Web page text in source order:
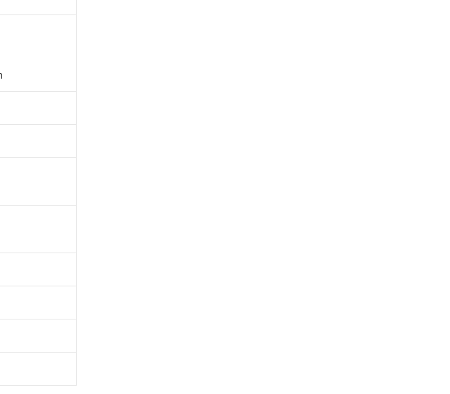
たはお客様担当のオムロン制御機器販売店・
第三者に漏洩または開示しないようお願いしま
ストについて、当社および当社の共同利用者
談に必要な範囲で利用することをご了承くだ
て"
とを確認しています。
があります。
遡って非含有を証明するものではありません。
対応完了までの期間は出荷製品に未対応品が
とを示します。
し、環境に深刻な影響を及ぼさない年数を意
。
兵器またはその他武器並びにこれらの製造装
2および3の内容を当該第三者に通知します。
に輸出するおそれがある場合は、取り引きをい
取引先、またはお客様担当のオムロン制御
ない機種